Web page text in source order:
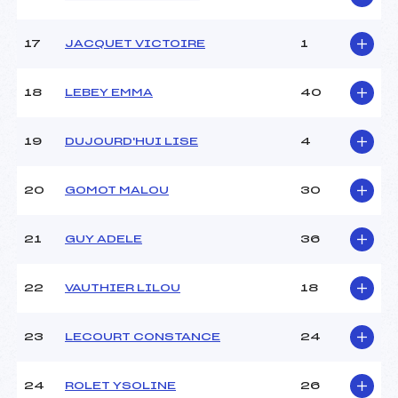
U10
17 JACQUET VICTOIRE 1
18 LEBEY EMMA 40
19 DUJOURD'HUI LISE 4
20 GOMOT MALOU 30
21 GUY ADELE 36
22 VAUTHIER LILOU 18
23 LECOURT CONSTANCE 24
24 ROLET YSOLINE 26